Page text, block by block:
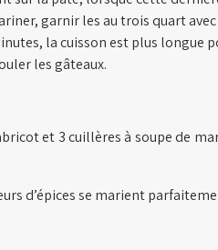
garnir les au trois quart avec
la cuisson est plus longue
les gâteaux.
et 3 cuillères à soupe de
d’épices se marient